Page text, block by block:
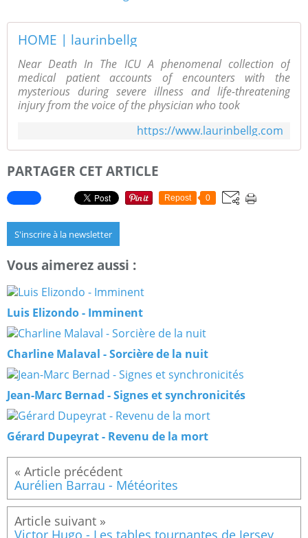
HOME | laurinbellg
Near Death In The ICU A phenomenal collection of
medical patient accounts of encounters with the
mysterious during severe illness and life-threatening
injury from the voice of the physician who took
https://www.laurinbellg.com
PARTAGER CET ARTICLE
Repost 0
S'inscrire à la newsletter
Vous aimerez aussi :
Luis Elizondo - Imminent
Charline Malaval - Sorcière de la nuit
Jean-Marc Bernad - Signes et synchronicités
Gérard Dupeyrat - Revenu de la mort
Aurélien Barrau - Météorites
Victor Hugo - Les tables tournantes de Jersey